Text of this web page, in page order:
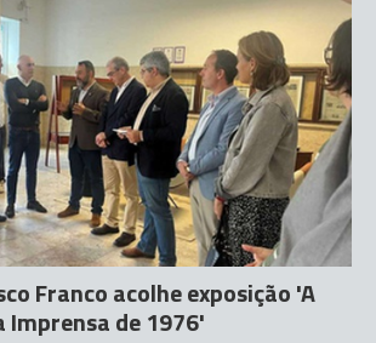
Franco acolhe exposição 'A
de 1976'